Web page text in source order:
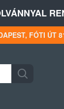
FÓTI ÚT